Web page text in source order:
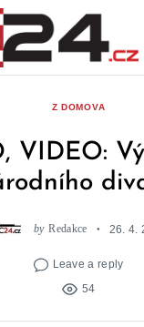
Z DOMOVA
VIDEO:
by Redakce 26. 4.
Leave a reply
54